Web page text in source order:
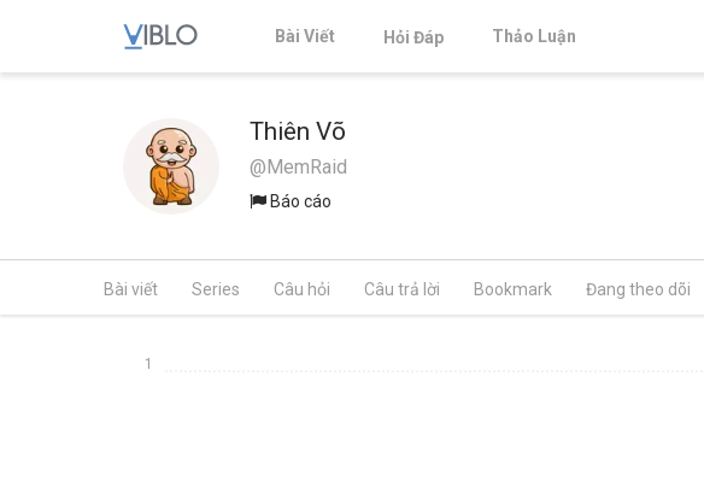
Bài Viết Hỏi Đáp Thảo Luận
Thiên Võ
@MemRaid
Báo cáo
Bài viết Series Câu hỏi Câu trả lời Bookmark Đang theo dõi
1